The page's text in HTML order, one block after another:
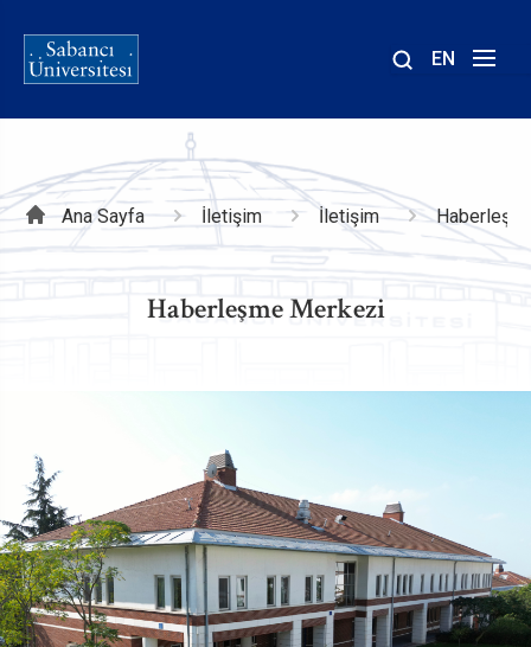
EN
Sayfa
yolu
Ana Sayfa İletişim İletişim
Haberleşme Merkezi